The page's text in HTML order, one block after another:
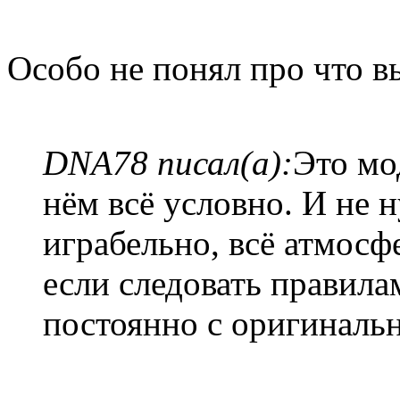
Особо не понял про что
DNA78 писал(а):Это
нём всё условно. И не
играбельно, всё
если следовать
постоянно с